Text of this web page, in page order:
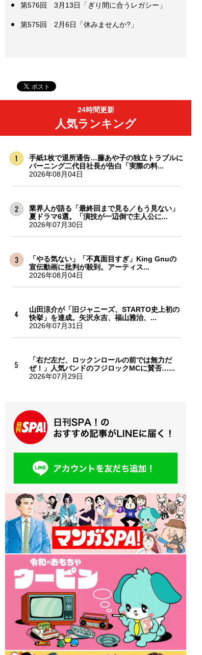
第576回 3月13日「ぎり間に合うレガシー」
第575回 2月6日「休みませんか?」
24時間更新
人気ランキング
手紙1枚で退所通告…藤あや子の独立トラブルに
バーニング二代目社長が告白「実際の料...
2026年08月04日
業界人が語る「最終回まで見る／もう見ない」
夏ドラマ6選。「演技が一辺倒で主人公に...
2026年07月30日
「やる気ない」「不真面目すぎ」King Gnuの
宣伝動画に批判が殺到。アーティス...
2026年08月04日
山田涼介が「旧ジャニーズ、STARTO史上初の
快挙」を達成。矢沢永吉、福山雅治、...
2026年07月31日
「右だ左だ、ロックンロールの前では無力だ
ぜ！」人気バンドのフジロックMCに賛否…...
2026年07月29日